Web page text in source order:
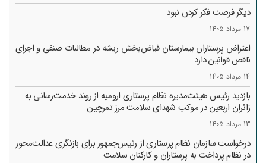
دیگر فرصت فکر کردن نبود
17 مرداد 1405
اعتراض پرستاران بیمارستان فیاض‌بخش ریشه در مطالبات صنفی و اجرای
ناقص قوانین دارد
14 مرداد 1405
بازدید رئیس هیئت‌مدیره نظام پرستاری ارومیه از روند خدمت‌رسانی به
زائران اربعین در موکب شهدای سلامت مرز تمرچین
13 مرداد 1405
درخواست سازمان نظام پرستاری از رئیس‌جمهور برای بازنگری عدالت‌محور
در نظام پرداخت به پرستاران و کارکنان سلامت